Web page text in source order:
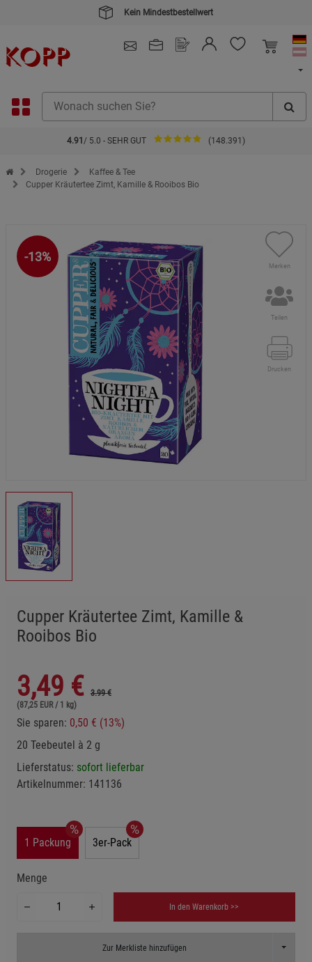
Kein Mindestbestellwert
4.91 / 5.0 - SEHR GUT (148.391)
Zur Startseite des Kopp Verlag Online-Shop
Drogerie
Kaffee & Tee
Cupper Kräutertee Zimt, Kamille & Rooibos Bio
-13%
Merken
Teilen
Drucken
Cupper Kräutertee Zimt, Kamille &
Rooibos Bio
3,49 €
3.99 €
(87,25 EUR / 1 kg)
Sie sparen: 0,50 € (13%)
20 Teebeutel à 2 g
Lieferstatus: sofort lieferbar
Artikelnummer: 141136
1 Packung 3er-Pack
Menge
In den Warenkorb >>
Zur Merkliste hinzufügen Toggle